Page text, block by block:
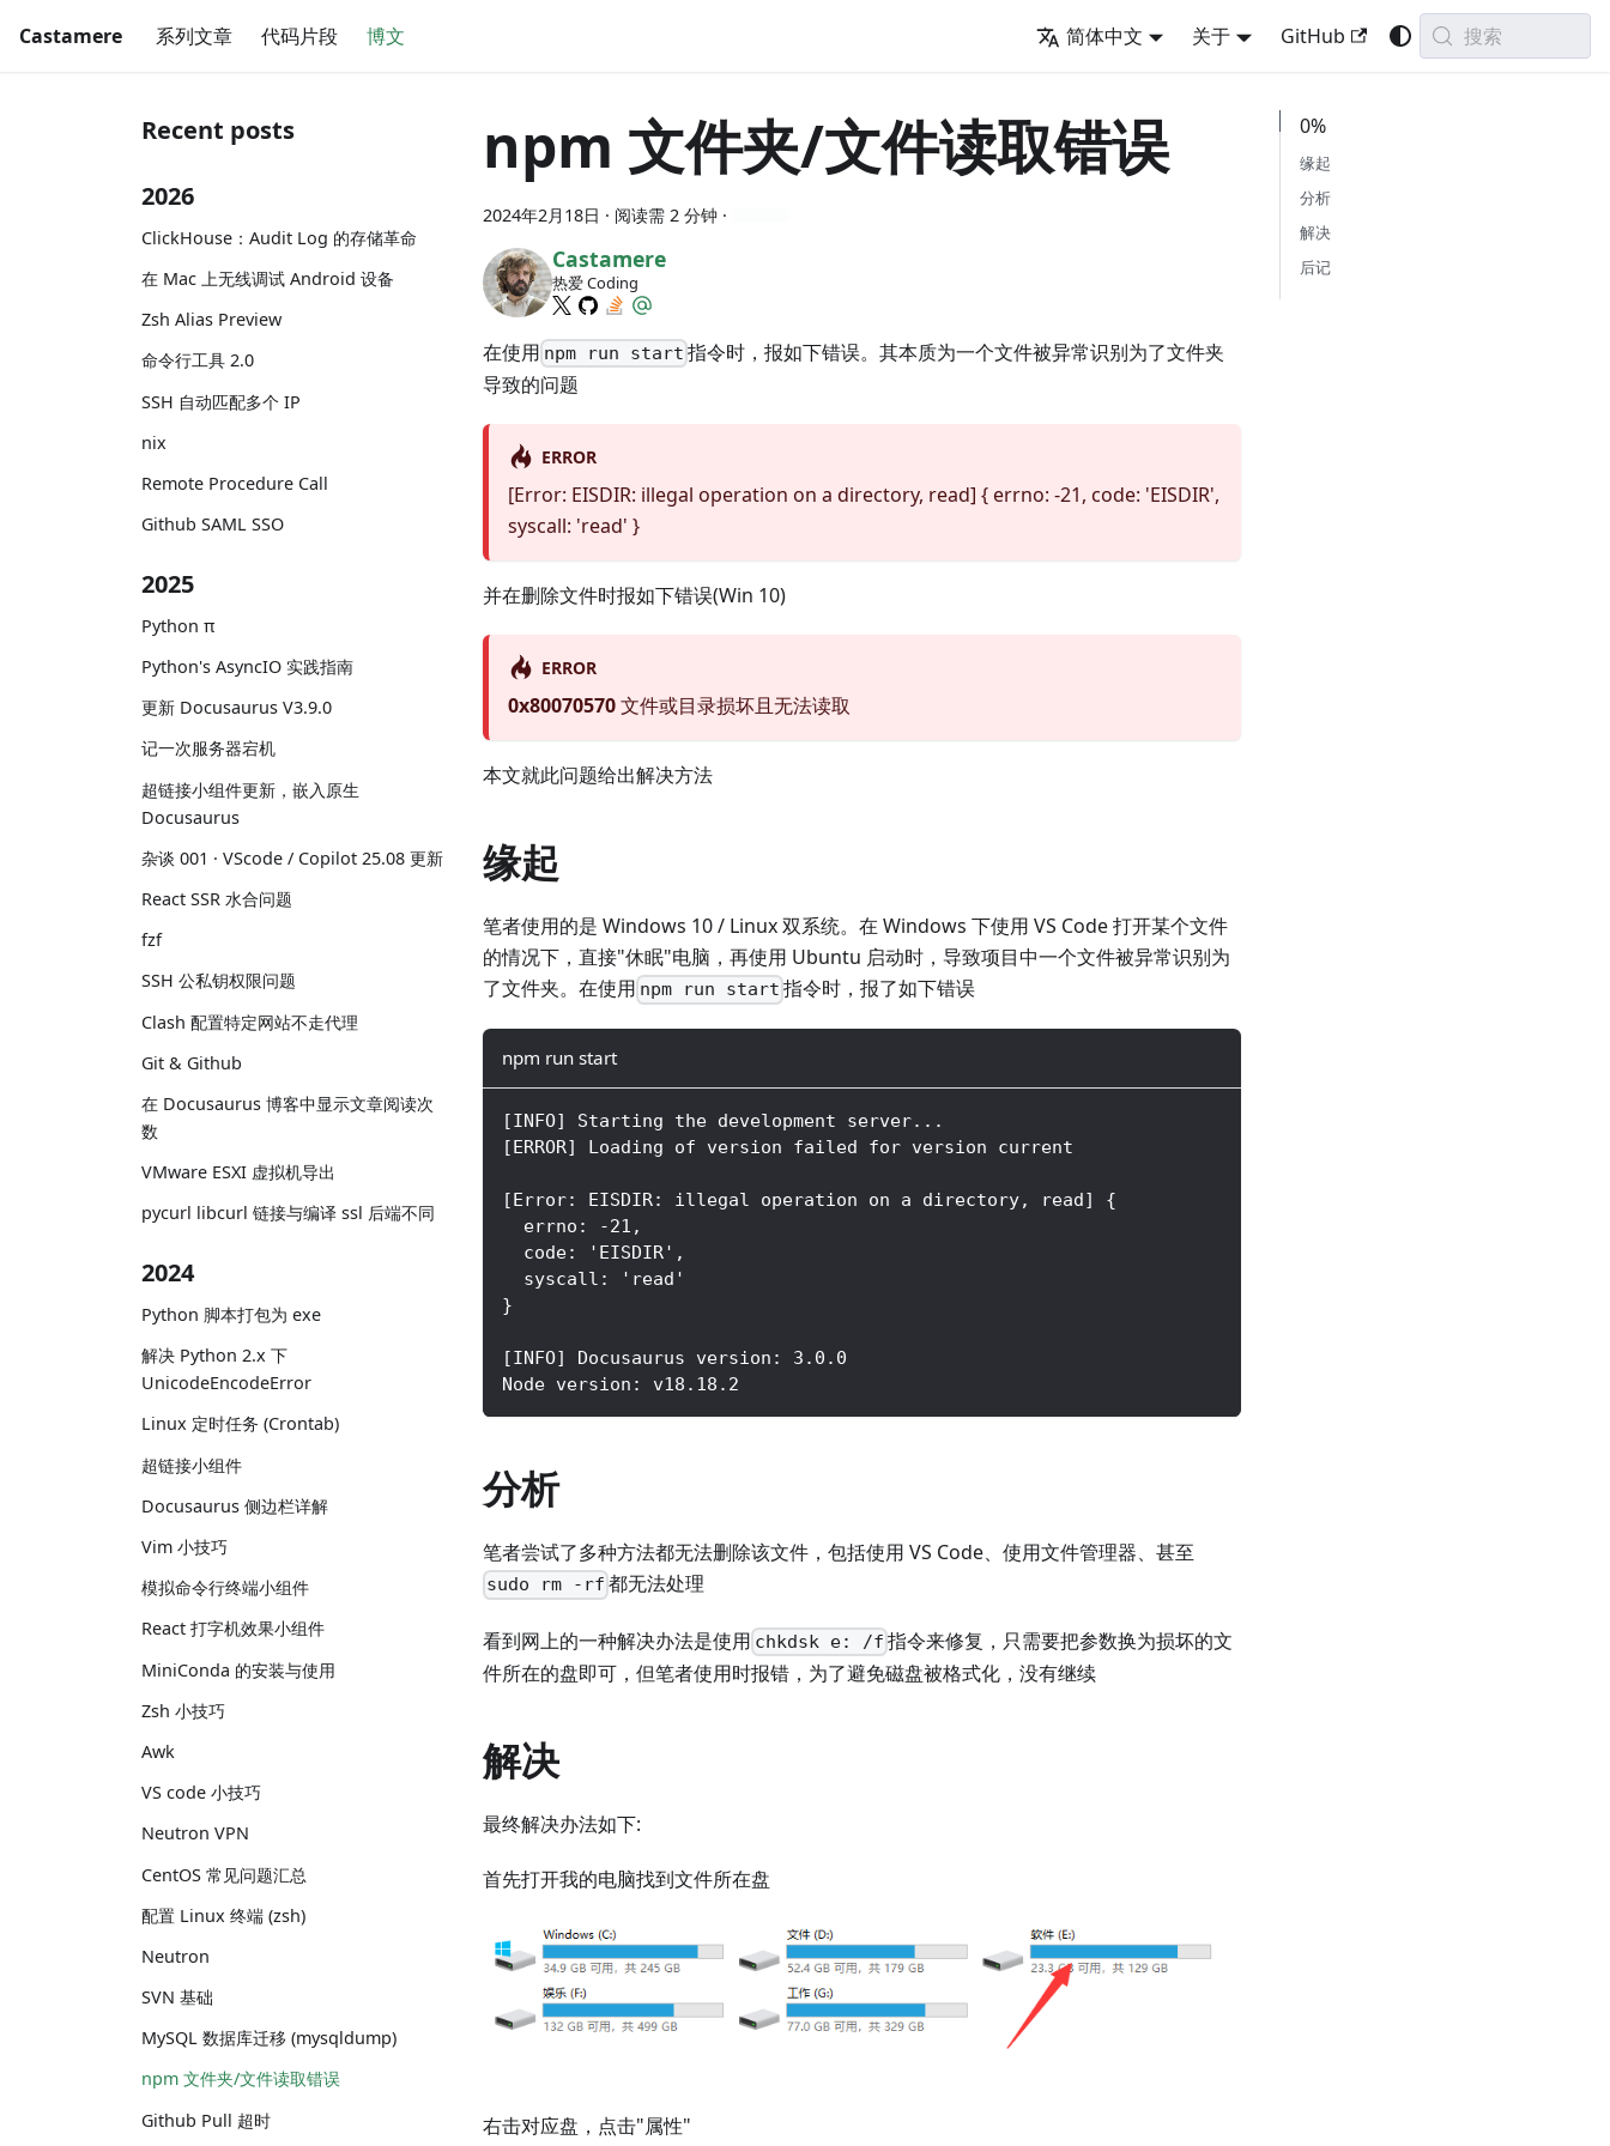
Castamere 系列文章 代码片段 博文 简体中文 关于 GitHub 搜索
Recent posts
2026
ClickHouse：Audit Log 的存储革命
在 Mac 上无线调试 Android 设备
Zsh Alias Preview
命令行工具 2.0
SSH 自动匹配多个 IP
nix
Remote Procedure Call
Github SAML SSO
2025
Python π
Python's AsyncIO 实践指南
更新 Docusaurus V3.9.0
记一次服务器宕机
超链接小组件更新，嵌入原生
Docusaurus
杂谈 001 · VScode / Copilot 25.08 更新
React SSR 水合问题
fzf
SSH 公私钥权限问题
Clash 配置特定网站不走代理
Git & Github
在 Docusaurus 博客中显示文章阅读次
数
VMware ESXI 虚拟机导出
pycurl libcurl 链接与编译 ssl 后端不同
2024
Python 脚本打包为 exe
解决 Python 2.x 下
UnicodeEncodeError
Linux 定时任务 (Crontab)
超链接小组件
Docusaurus 侧边栏详解
Vim 小技巧
模拟命令行终端小组件
React 打字机效果小组件
MiniConda 的安装与使用
Zsh 小技巧
Awk
VS code 小技巧
Neutron VPN
CentOS 常见问题汇总
配置 Linux 终端 (zsh)
Neutron
SVN 基础
MySQL 数据库迁移 (mysqldump)
npm 文件夹/文件读取错误
Github Pull 超时
npm 文件夹/文件读取错误
2024年2月18日 · 阅读需 2 分钟 ·
Castamere
热爱 Coding
在使用 npm run start 指令时，报如下错误。其本质为一个文件被异常识别为了文件夹
导致的问题
ERROR
[Error: EISDIR: illegal operation on a directory, read] { errno: -21, code: 'EISDIR',
syscall: 'read' }
并在删除文件时报如下错误(Win 10)
ERROR
0x80070570文件或目录损坏且无法读取
本文就此问题给出解决方法
缘起
笔者使用的是 Windows 10 / Linux 双系统。在 Windows 下使用 VS Code 打开某个文件
的情况下，直接"休眠"电脑，再使用 Ubuntu 启动时，导致项目中一个文件被异常识别为
了文件夹。在使用 npm run start 指令时，报了如下错误
npm run start
[INFO] Starting the development server...
[ERROR] Loading of version failed for version current
[Error: EISDIR: illegal operation on a directory, read] {
  errno: -21,
  code: 'EISDIR',
  syscall: 'read'
}
[INFO] Docusaurus version: 3.0.0
Node version: v18.18.2
分析
笔者尝试了多种方法都无法删除该文件，包括使用 VS Code、使用文件管理器、甚至
sudo rm -rf 都无法处理
看到网上的一种解决办法是使用 chkdsk e: /f 指令来修复，只需要把参数换为损坏的文
件所在的盘即可，但笔者使用时报错，为了避免磁盘被格式化，没有继续
解决
最终解决办法如下:
首先打开我的电脑找到文件所在盘
右击对应盘，点击"属性"
0%
缘起
分析
解决
后记